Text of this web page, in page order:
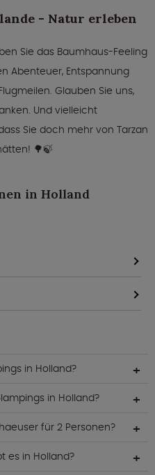
- Natur erleben
Sie das Baumhaus-Feeling
Abenteuer, Entspannung
Glauben Sie uns,
Und vielleicht
Sie doch mehr von Tarzan
🌳🍃
in Holland
in Holland?
in Holland?
für 2 Personen?
es in Holland?